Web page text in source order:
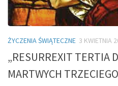
ŻYCZENIA ŚWIĄTECZNE 3 KWIETNIA
„RESURREXIT TERTIA
MARTWYCH